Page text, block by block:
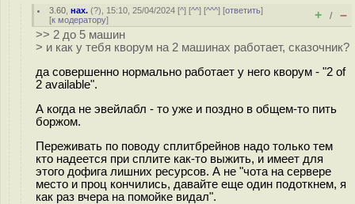
3.60 ,нах. (?), 15:10, 25/04/2024 [^] [^^] [^^^] [ответить]
[к модератору] + / –
>> 2 до 5 машин
> и как у тебя кворум на 2 машинах работает, сказочник?
да совершенно нормально работает у него кворум - "2 of
2 available".
А когда не эвейлабл - то уже и поздно в общем-то пить
боржом.
Переживать по поводу сплитбрейнов надо только тем
кто надеется при сплите как-то выжить, и имеет для
этого дофига лишних ресурсов. А не "чота на сервере
место и проц кончились, давайте еще один подоткнем, я
как раз вчера на помойке видал".